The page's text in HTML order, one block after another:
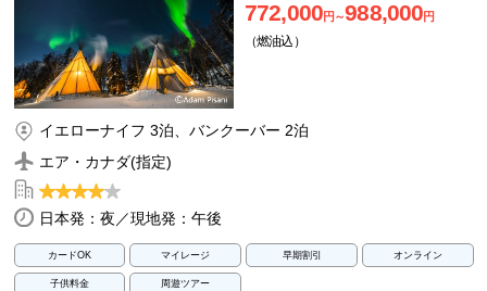
772,000円～988,000円
（燃油込）
イエローナイフ 3泊、バンクーバー 2泊
エア・カナダ(指定)
日本発：夜／現地発：午後
カードOK マイレージ 早期割引 オンライン
子供料金 周遊ツアー